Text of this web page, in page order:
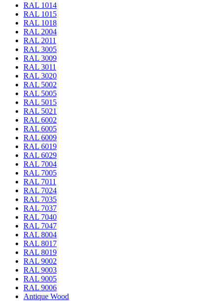
RAL 1014
RAL 1015
RAL 1018
RAL 2004
RAL 2011
RAL 3005
RAL 3009
RAL 3011
RAL 3020
RAL 5002
RAL 5005
RAL 5015
RAL 5021
RAL 6002
RAL 6005
RAL 6009
RAL 6019
RAL 6029
RAL 7004
RAL 7005
RAL 7011
RAL 7024
RAL 7035
RAL 7037
RAL 7040
RAL 7047
RAL 8004
RAL 8017
RAL 8019
RAL 9002
RAL 9003
RAL 9005
RAL 9006
Antique Wood